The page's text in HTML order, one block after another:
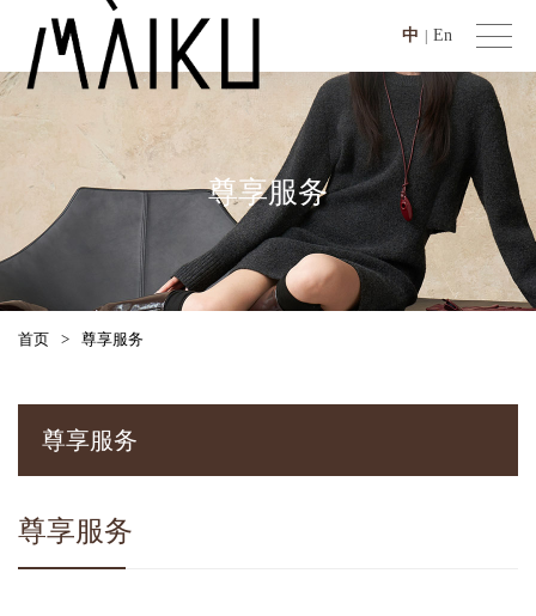
中 | En
尊享服务
首页 > 尊享服务
尊享服务
尊享服务